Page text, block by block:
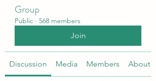
Group
Public · 568 members
Join
Discussion Media Members About